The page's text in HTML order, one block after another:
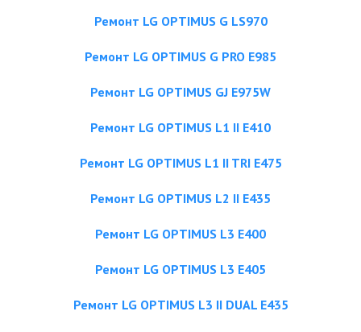
Ремонт LG OPTIMUS G LS970
Ремонт LG OPTIMUS G PRO E985
Ремонт LG OPTIMUS GJ E975W
Ремонт LG OPTIMUS L1 II E410
Ремонт LG OPTIMUS L1 II TRI E475
Ремонт LG OPTIMUS L2 II E435
Ремонт LG OPTIMUS L3 E400
Ремонт LG OPTIMUS L3 E405
Ремонт LG OPTIMUS L3 II DUAL E435